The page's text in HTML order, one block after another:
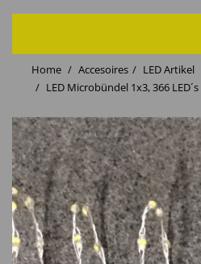
Home
Accesoires
LED Artikel
LED Microbündel 1x3, 366 LED´s